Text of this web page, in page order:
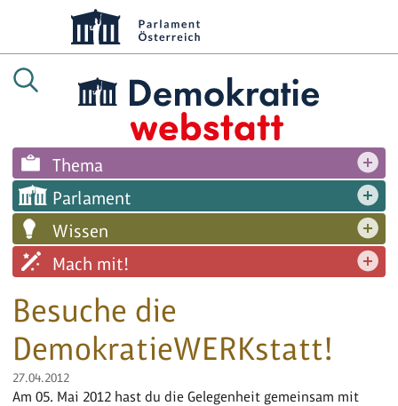
Thema
Parlament
Wissen
Mach mit!
Besuche die
DemokratieWERKstatt!
27.04.2012
Am 05. Mai 2012 hast du die Gelegenheit gemeinsam mit